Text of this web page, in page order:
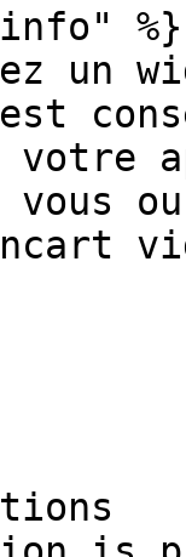
%}
un
votre